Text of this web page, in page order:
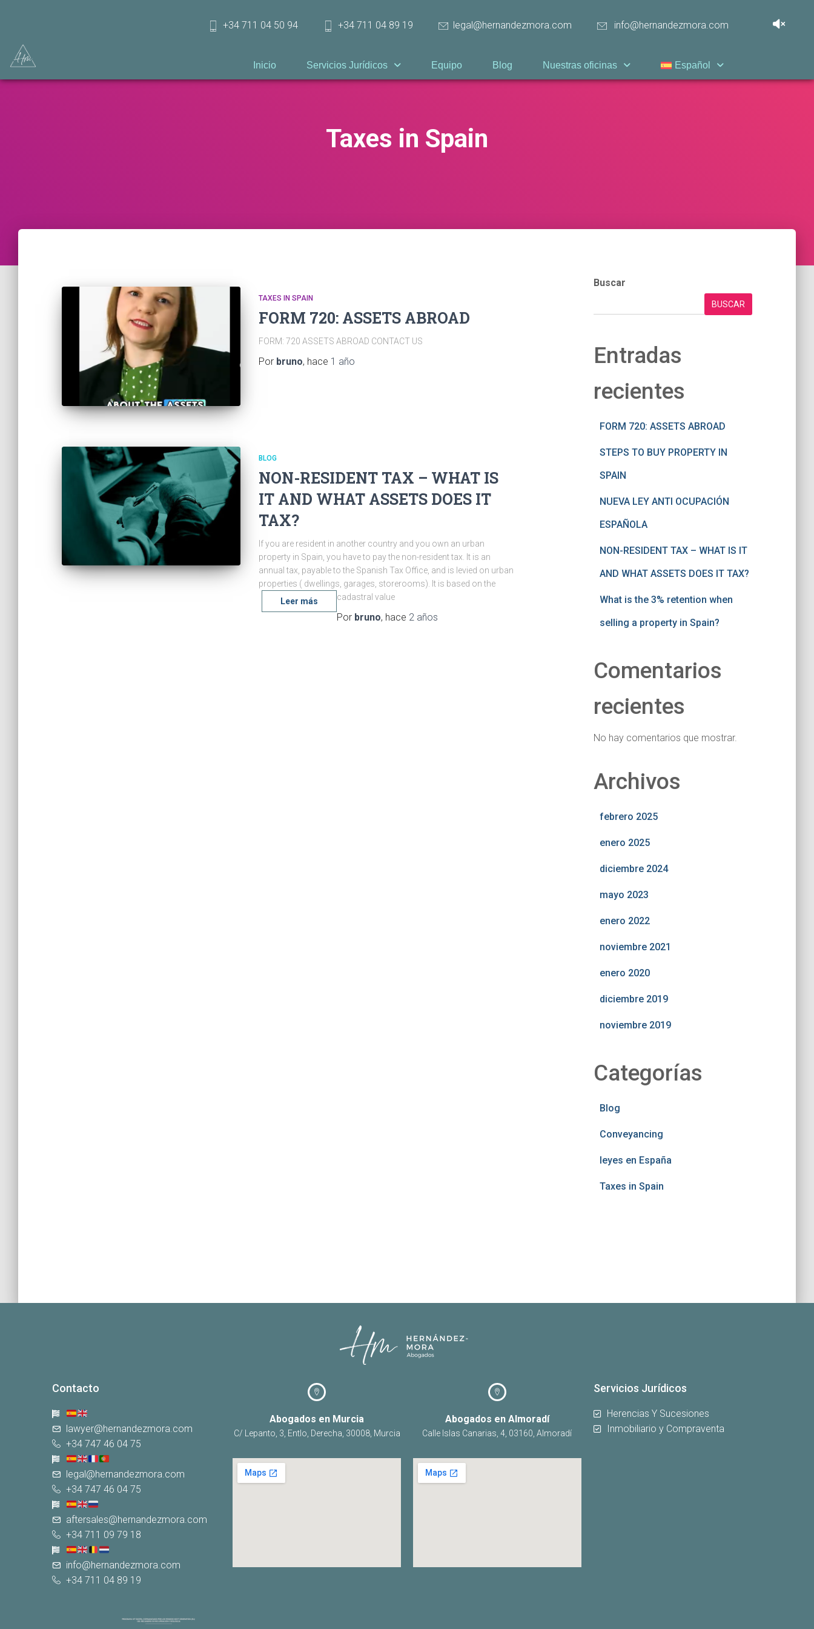
+34 711 04 50 94 +34 711 04 89 19 legal@hernandezmora.com info@hernandezmora.com
Inicio Servicios Jurídicos Equipo Blog Nuestras oficinas Español
Taxes in Spain
TAXES IN SPAIN
FORM 720: ASSETS ABROAD
FORM: 720 ASSETS ABROAD CONTACT US
Por bruno, hace 1 año
BLOG
NON-RESIDENT TAX – WHAT IS
IT AND WHAT ASSETS DOES IT
TAX?
If you are resident in another country and you own an urban
property in Spain, you have to pay the non-resident tax. It is an
annual tax, payable to the Spanish Tax Office, and is levied on urban
properties ( dwellings, garages, storerooms). It is based on the
cadastral value
Leer más
Por bruno, hace 2 años
Buscar
BUSCAR
Entradas
recientes
FORM 720: ASSETS ABROAD
STEPS TO BUY PROPERTY IN
SPAIN
NUEVA LEY ANTI OCUPACIÓN
ESPAÑOLA
NON-RESIDENT TAX – WHAT IS IT
AND WHAT ASSETS DOES IT TAX?
What is the 3% retention when
selling a property in Spain?
Comentarios
recientes
No hay comentarios que mostrar.
Archivos
febrero 2025
enero 2025
diciembre 2024
mayo 2023
enero 2022
noviembre 2021
enero 2020
diciembre 2019
noviembre 2019
Categorías
Blog
Conveyancing
leyes en España
Taxes in Spain
Contacto
lawyer@hernandezmora.com
+34 747 46 04 75
legal@hernandezmora.com
+34 747 46 04 75
aftersales@hernandezmora.com
+34 711 09 79 18
info@hernandezmora.com
+34 711 04 89 19
Abogados en Murcia
C/ Lepanto, 3, Entlo, Derecha, 30008, Murcia
Abogados en Almoradí
Calle Islas Canarias, 4, 03160, Almoradí
Servicios Jurídicos
Herencias Y Sucesiones
Inmobiliario y Compraventa